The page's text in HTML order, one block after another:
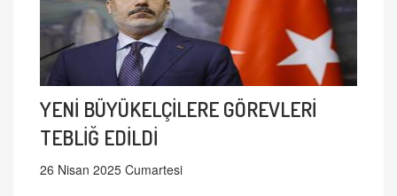
YENİ BÜYÜKELÇİLERE GÖREVLERİ
TEBLİĞ EDİLDİ
26 Nisan 2025 Cumartesi